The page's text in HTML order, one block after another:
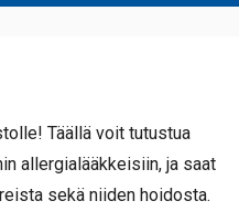
Täällä voit tutustua
allergialääkkeisiin, ja saat
sekä niiden hoidosta.